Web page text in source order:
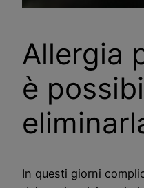
Allergia
è
In questi giorni